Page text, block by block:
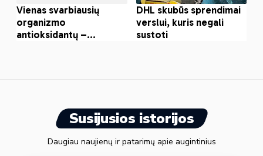
Susijusios istorijos
Daugiau naujienų ir patarimų apie augintinius